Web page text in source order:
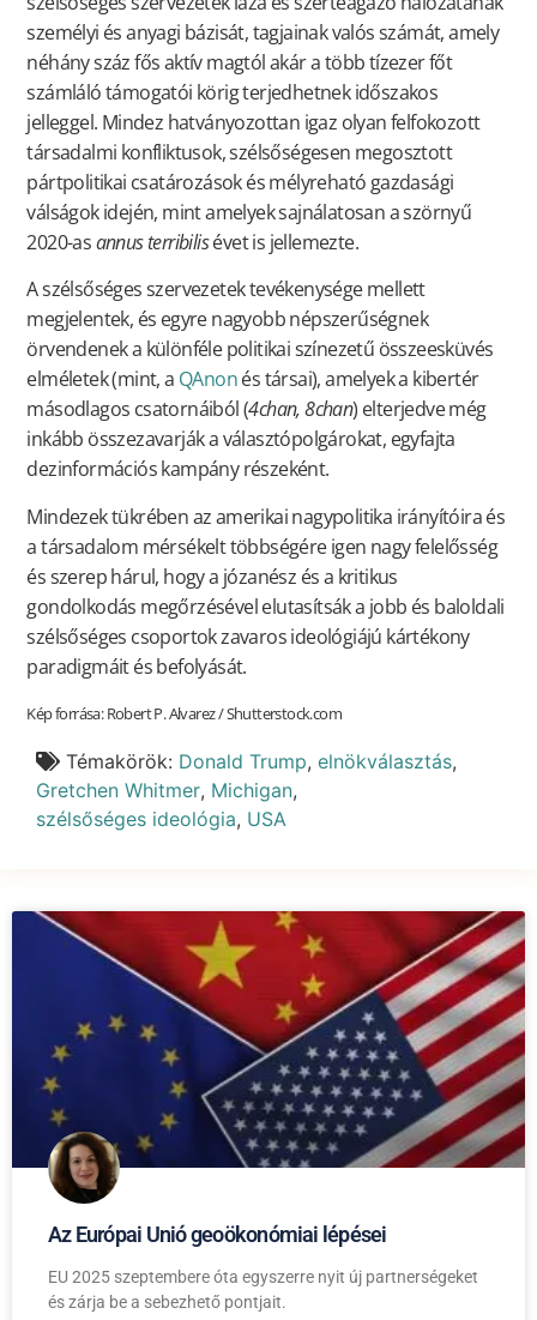
Az Európai Unió geoökonómiai lépései
EU 2025 szeptembere óta egyszerre nyit új partnerségeket
és zárja be a sebezhető pontjait.
személyi és anyagi bázisát, tagjainak valós számát, amely
néhány száz fős aktív magtól akár a több tízezer főt
számláló támogatói körig terjedhetnek időszakos
jelleggel. Mindez hatványozottan igaz olyan felfokozott
társadalmi konfliktusok, szélsőségesen megosztott
pártpolitikai csatározások és mélyreható gazdasági
válságok idején, mint amelyek sajnálatosan a szörnyű
2020-asannus terribilisévet is jellemezte.
A szélsőséges szervezetek tevékenysége mellett
megjelentek, és egyre nagyobb népszerűségnek
örvendenek a különféle politikai színezetű összeesküvés
elméletek (mint, a QAnonés társai), amelyek a kibertér
másodlagos csatornáiból (4chan, 8chan) elterjedve még
inkább összezavarják a választópolgárokat, egyfajta
dezinformációs kampány részeként.
Mindezek tükrében az amerikai nagypolitika irányítóira és
a társadalom mérsékelt többségére igen nagy felelősség
és szerep hárul, hogy a józanész és a kritikus
gondolkodás megőrzésével elutasítsák a jobb és baloldali
szélsőséges csoportok zavaros ideológiájú kártékony
paradigmáit és befolyását.
Kép forrása: Robert P. Alvarez / Shutterstock.com
Témakörök: Donald Trump, elnökválasztás,
Gretchen Whitmer, Michigan,
szélsőséges ideológia, USA